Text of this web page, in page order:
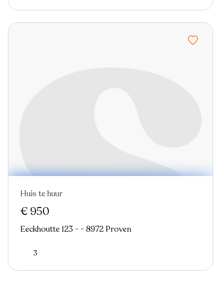
Nieuw
Huis te huur
€ 950
Eeckhoutte 123 - - 8972 Proven
3